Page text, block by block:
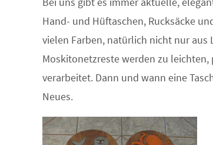
Hand- und Hüftaschen, Rucksäcke
vielen Farben, natürlich nicht nur aus
Moskitonetzreste werden zu leichten,
verarbeitet. Dann und wann eine
Neues.